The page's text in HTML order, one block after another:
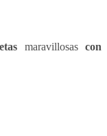
maravillosascon